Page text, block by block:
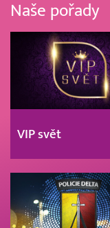
Naše pořady
VIP svět